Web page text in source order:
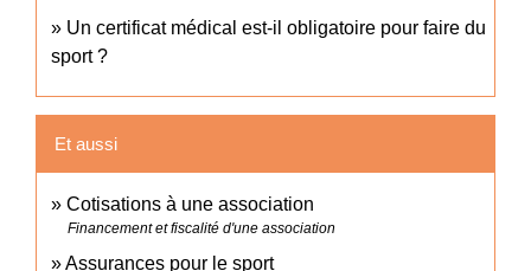
Un certificat médical est-il obligatoire pour faire du
sport ?
Et aussi
Cotisations à une association
Financement et fiscalité d'une association
Assurances pour le sport